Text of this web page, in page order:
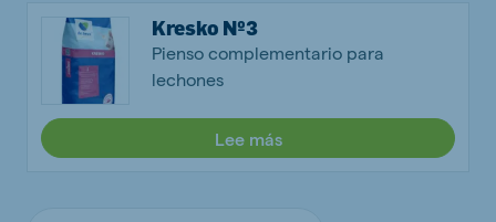
Kresko Nº3
Pienso complementario para
lechones
Lee más